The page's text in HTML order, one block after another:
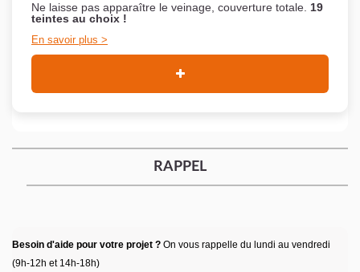
Ne laisse pas apparaître le veinage, couverture totale. 19
teintes au choix !
En savoir plus
RAPPEL
Besoin d'aide pour votre projet ? On vous rappelle du lundi au vendredi
(9h-12h et 14h-18h)